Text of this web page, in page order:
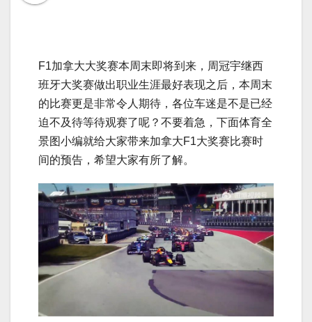
F1加拿大大奖赛本周末即将到来，周冠宇继西
班牙大奖赛做出职业生涯最好表现之后，本周末
的比赛更是非常令人期待，各位车迷是不是已经
迫不及待等待观赛了呢？不要着急，下面体育全
景图小编就给大家带来加拿大F1大奖赛比赛时
间的预告，希望大家有所了解。